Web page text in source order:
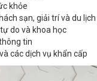
khỏe
sạn, giải trí và du lịch
do và khoa học
tin
các dịch vụ khẩn cấp